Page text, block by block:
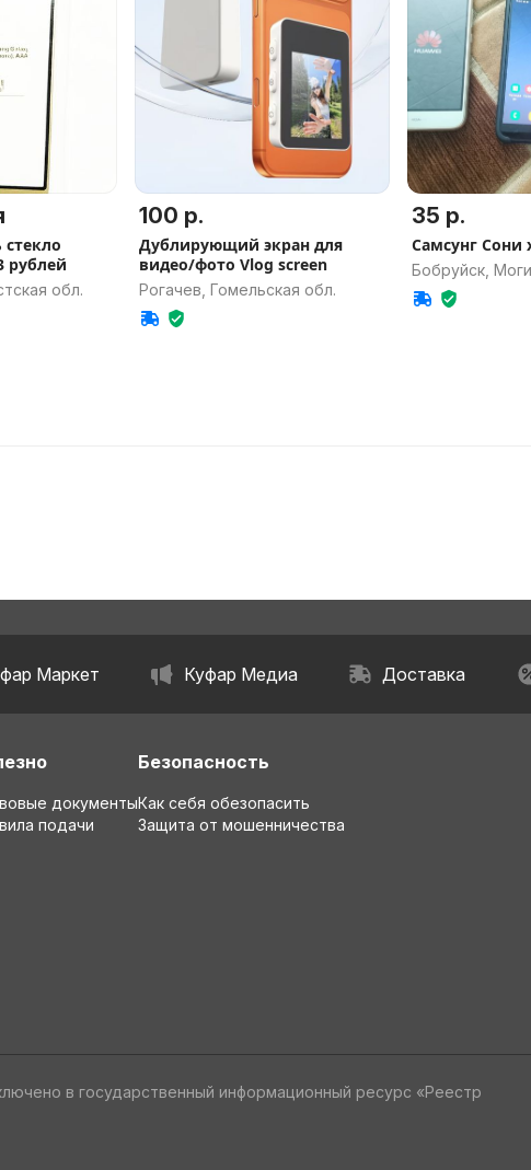
7 от 23 рублей
обл.
100 р.
Дублирующий экран для
видео/фото Vlog screen
Рогачев, Гомельская обл.
35 р.
Самсунг Сони
Бобруйск,
Маркет Куфар Медиа Доставка
документы
подачи
Безопасность
Как себя обезопасить
Защита от мошенничества
в государственный информационный ресурс «Реестр